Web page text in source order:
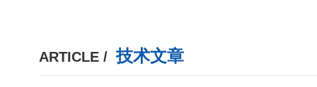
ARTICLE / 技术文章